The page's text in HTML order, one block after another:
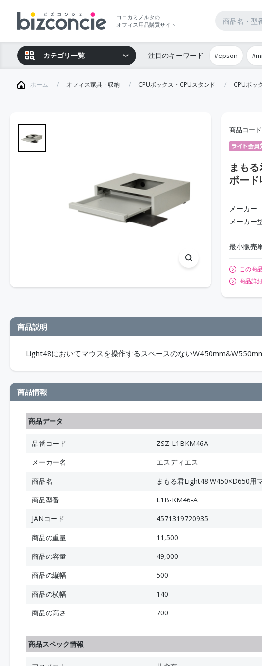
コニカミノルタの
オフィス用品購買サイト
カテゴリ一覧 注目のキーワード #epson
ホーム オフィス家具・収納 CPUボックス・CPUスタンド CPUボッ
商品コード
まも
ボード
メーカー
メーカー
最小販売
この商
商品詳
商品説明
Light48においてマウスを操作するスペースのない
商品情報
商品データ
品番コード
ZSZ-L1BKM46A
メーカー名
エスディエス
商品名
まもる君Light48 W450×D650用
商品型番
L1B-KM46-A
JANコード
4571319720935
商品の重量
11,500
商品の容量
49,000
商品の縦幅
500
商品の横幅
140
商品の高さ
700
商品スペック情報